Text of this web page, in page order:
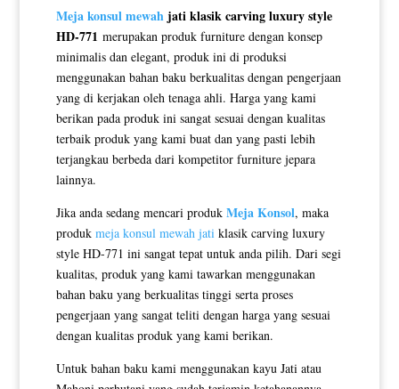
Meja konsul mewahjati klasik carving luxury style
HD-771 merupakan produk furniture dengan konsep
minimalis dan elegant, produk ini di produksi
menggunakan bahan baku berkualitas dengan pengerjaan
yang di kerjakan oleh tenaga ahli. Harga yang kami
berikan pada produk ini sangat sesuai dengan kualitas
terbaik produk yang kami buat dan yang pasti lebih
terjangkau berbeda dari kompetitor furniture jepara
lainnya.
Jika anda sedang mencari produk Meja Konsol, maka
produk meja konsul mewah jatiklasik carving luxury
style HD-771 ini sangat tepat untuk anda pilih. Dari segi
kualitas, produk yang kami tawarkan menggunakan
bahan baku yang berkualitas tinggi serta proses
pengerjaan yang sangat teliti dengan harga yang sesuai
dengan kualitas produk yang kami berikan.
Untuk bahan baku kami menggunakan kayu Jati atau